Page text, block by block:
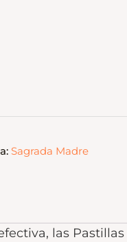
Sagrada Madre
las